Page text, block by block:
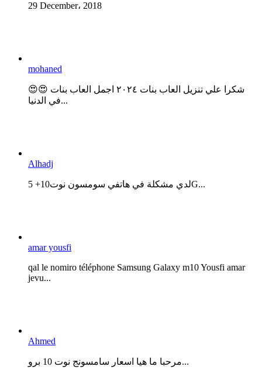
29 December، 2018
mohaned
😍😍 شكرا علي تنزيل العاب بنات ٢٠٢٤ اجمل العاب بنات
في الدنيا...
Alhadj
لدي مشكلة في هاتفي سومسون نوت10+ 5G...
amar yousfi
qal le nomiro téléphone Samsung Galaxy m10 Yousfi amar
jevu...
Ahmed
مرحبا ما هيا اسعار سامسونج نوت 10 برو...